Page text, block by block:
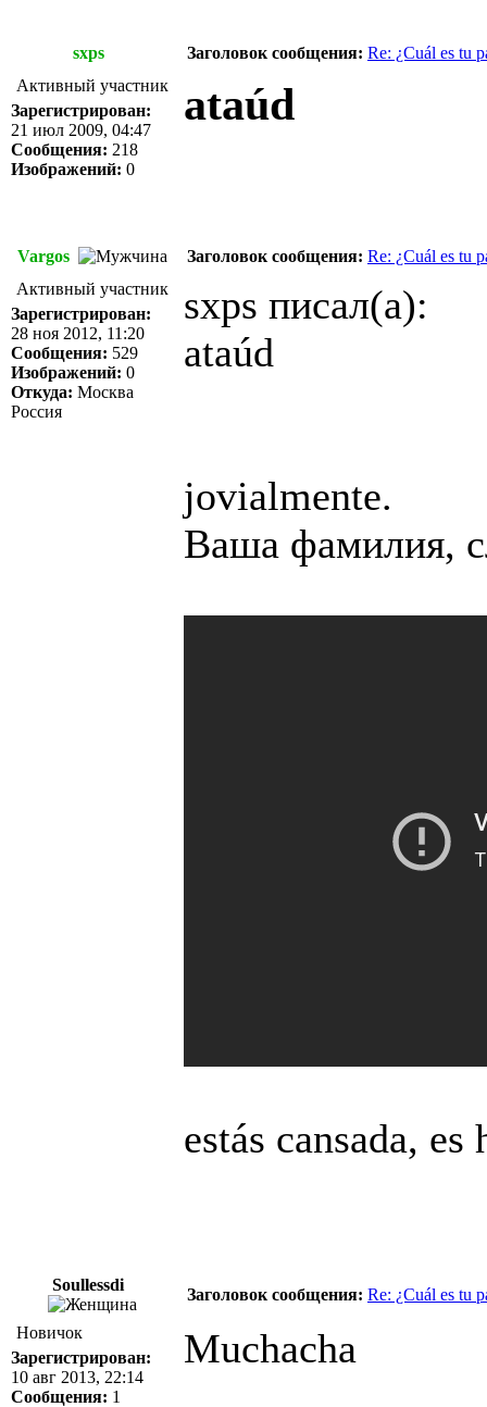
sxps Заголовок сообщения: Re: ¿Cuál es tu
Активный участник
Зарегистрирован:
21 июл 2009, 04:47
Сообщения: 218
Изображений: 0
ataúd
Vargos Заголовок сообщения: Re: ¿Cuál es tu
Активный участник
Зарегистрирован:
28 ноя 2012, 11:20
Сообщения: 529
Изображений: 0
Откуда: Москва
Россия
sxps писал(а):
ataúd
jovialmente.
Ваша фамилия,
estás cansada,
Soullessdi
Заголовок сообщения: Re: ¿Cuál es tu
Новичок
Зарегистрирован:
10 авг 2013, 22:14
Сообщения: 1
Muchacha